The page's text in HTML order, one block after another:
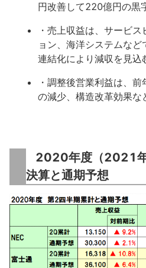
円改善して220億円の黒
・売上収益は、サービ
ョン、海洋システムな
連結化により減収を見込
・調整後営業利益は、
の減少、構造改革効果な
2020年度（2021
決算と通期予想